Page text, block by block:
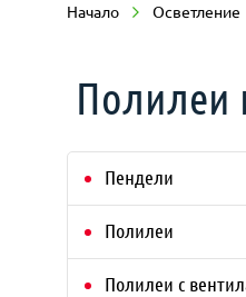
Начало Осветление
Полилеи
Пендели
Полилеи
Полилеи с